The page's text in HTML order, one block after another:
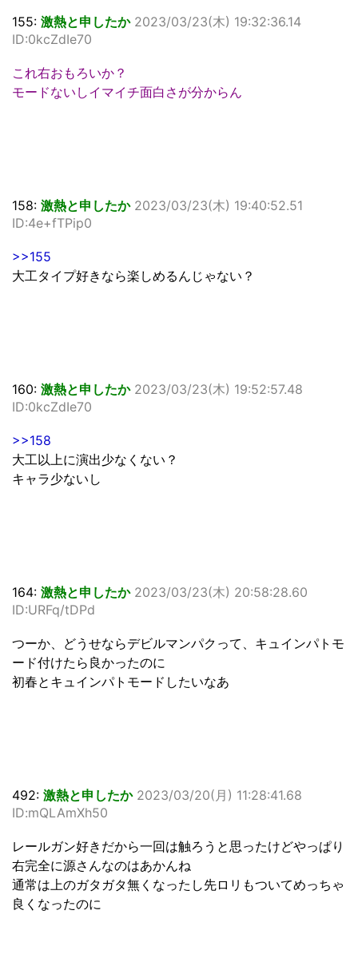
155: 激熱と申したか 2023/03/23(木) 19:32:36.14
ID:0kcZdIe70
これ右おもろいか？
モードないしイマイチ面白さが分からん
158: 激熱と申したか 2023/03/23(木) 19:40:52.51
ID:4e+fTPip0
>>155
大工タイプ好きなら楽しめるんじゃない？
160: 激熱と申したか 2023/03/23(木) 19:52:57.48
ID:0kcZdIe70
>>158
大工以上に演出少なくない？
キャラ少ないし
164: 激熱と申したか 2023/03/23(木) 20:58:28.60
ID:URFq/tDPd
つーか、どうせならデビルマンパクって、キュインパトモ
ード付けたら良かったのに
初春とキュインパトモードしたいなあ
492: 激熱と申したか 2023/03/20(月) 11:28:41.68
ID:mQLAmXh50
レールガン好きだから一回は触ろうと思ったけどやっぱり
右完全に源さんなのはあかんね
通常は上のガタガタ無くなったし先ロリもついてめっちゃ
良くなったのに